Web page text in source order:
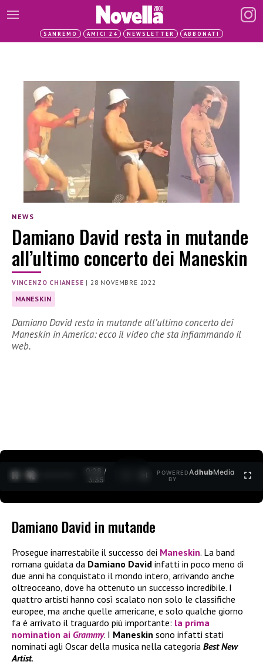
SANREMO AMICI 24 NEWSLETTER ABBONATI
NEWS
Damiano David resta in mutande
all’ultimo concerto dei Maneskin
VINCENZO CHIANESE |28 NOVEMBRE 2022
MANESKIN
Damiano David resta in mutande all’ultimo concerto dei
Maneskin in America: ecco il video che sta infiammando il
web.
0:29 /
3:35
POWERED
BY
AdhubMedia
Damiano David in mutande
Prosegue inarrestabile il successo dei Maneskin. La band
romana guidata da Damiano David infatti in poco meno di
due anni ha conquistato il mondo intero, arrivando anche
oltreoceano, dove ha ottenuto un successo incredibile. I
quattro artisti hanno così scalato non solo le classifiche
europee, ma anche quelle americane, e solo qualche giorno
fa è arrivato il traguardo più importante: la prima
nomination ai Grammy. I Maneskin sono infatti stati
nominati agli Oscar della musica nella categoria Best New
Artist.